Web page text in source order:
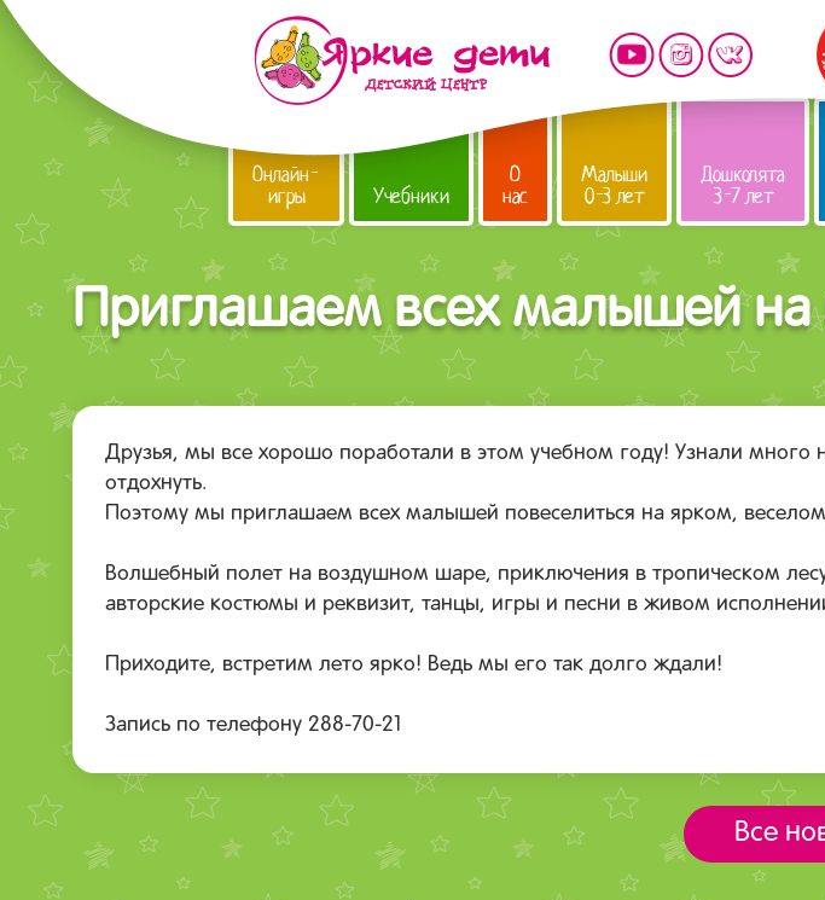
Онлайн-
игры Учебники
О
нас
Малыши
0-3 лет
Дошколята
3-7 лет
Приглашаем всех малышей на
Друзья, мы все хорошо поработали в этом учебном году! Узнали много
отдохнуть.
Поэтому мы приглашаем всех малышей повеселиться на ярком,
Волшебный полет на воздушном шаре, приключения в тропическом
авторские костюмы и реквизит, танцы, игры и песни в живом
Приходите, встретим лето ярко! Ведь мы его так долго ждали!
Запись по телефону 288-70-21
Все